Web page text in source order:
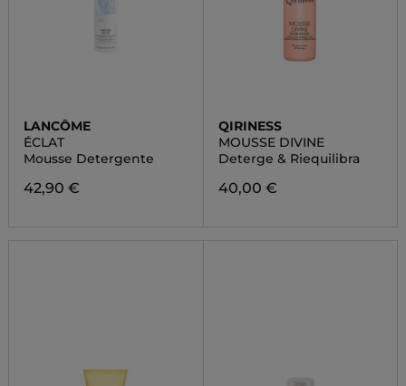
LANCÔME
ÉCLAT
Mousse Detergente
42,90 €
QIRINESS
MOUSSE DIVINE
Deterge & Riequilibra
40,00 €